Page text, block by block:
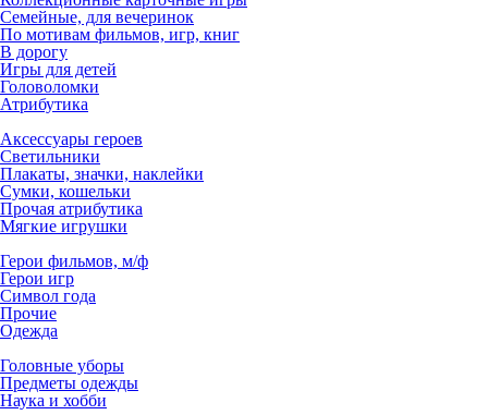
Семейные, для вечеринок
По мотивам фильмов, игр, книг
В дорогу
Игры для детей
Головоломки
Атрибутика
Аксессуары героев
Светильники
Плакаты, значки, наклейки
Сумки, кошельки
Прочая атрибутика
Мягкие игрушки
Герои фильмов, м/ф
Герои игр
Символ года
Прочие
Одежда
Головные уборы
Предметы одежды
Наука и хобби